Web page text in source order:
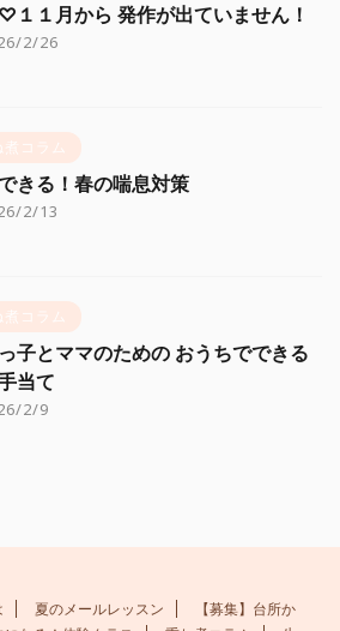
１１月から 発作が出ていません！
2/26
煮コラム
きる！春の喘息対策
2/13
煮コラム
子とママのための おうちでできる
当て
2/9
夏のメールレッスン
【募集】台所か